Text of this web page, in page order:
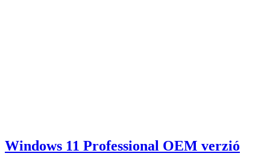
Windows 11 Professional OEM verzió